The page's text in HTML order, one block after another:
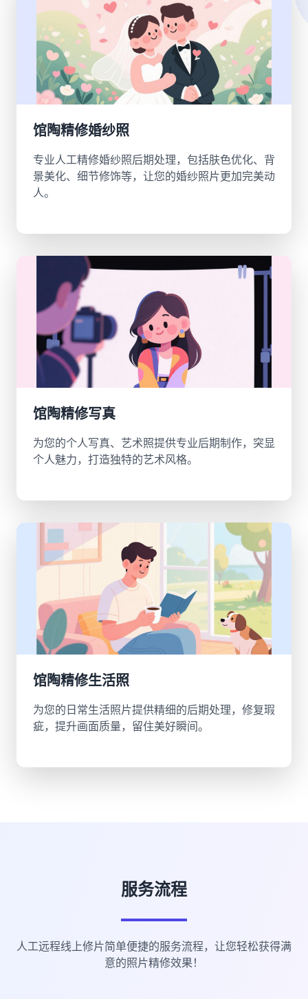
馆陶精修婚纱照
专业人工精修婚纱照后期处理，包括肤色优化、背
景美化、细节修饰等，让您的婚纱照片更加完美动
人。
馆陶精修写真
为您的个人写真、艺术照提供专业后期制作，突显
个人魅力，打造独特的艺术风格。
馆陶精修生活照
为您的日常生活照片提供精细的后期处理，修复瑕
疵，提升画面质量，留住美好瞬间。
服务流程
人工远程线上修片简单便捷的服务流程，让您轻松获得满
意的照片精修效果！